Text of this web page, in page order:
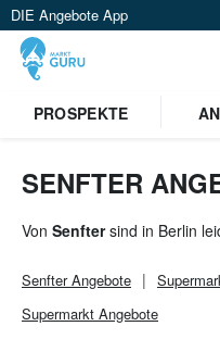
DIE Angebote App
PROSPEKTE
SENFTER
Von Senftersind in Berlin
SenfterAngebote
Supermarkt Angebote